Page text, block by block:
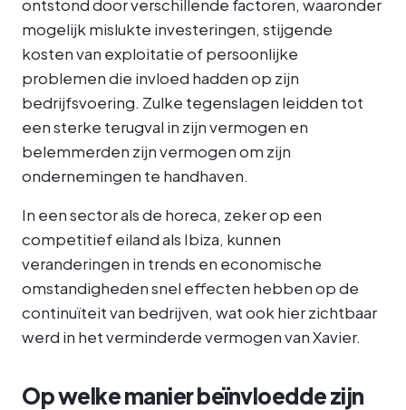
ontstond door verschillende factoren, waaronder
mogelijk mislukte investeringen, stijgende
kosten van exploitatie of persoonlijke
problemen die invloed hadden op zijn
bedrijfsvoering. Zulke tegenslagen leidden tot
een sterke terugval in zijn vermogen en
belemmerden zijn vermogen om zijn
ondernemingen te handhaven.
In een sector als de horeca, zeker op een
competitief eiland als Ibiza, kunnen
veranderingen in trends en economische
omstandigheden snel effecten hebben op de
continuïteit van bedrijven, wat ook hier zichtbaar
werd in het verminderde vermogen van Xavier.
Op welke manier beïnvloedde zijn